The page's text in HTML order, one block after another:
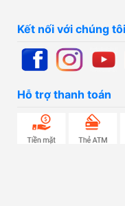
Kết nối với chúng tôi
Hỗ trợ thanh toán